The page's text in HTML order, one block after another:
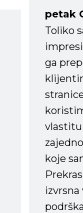
petak
Toliko
ga
koje